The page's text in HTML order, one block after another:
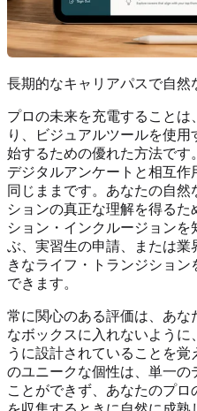
長期的なキャリアパスで自然
プロの未来を充電すること
り、ビジュアルツールを使
始するための優れた方法です
デジタルアンケートと相互
同じままです。あなたの自
ションの真正な理解を得る
ション・インクルージョン
ぶ、実習生の申請、または
きなライフ・トランジショ
できます。
常に関心のある評価は、あ
なボックスに入れないように
うに設計されていることを
のユニークな個性は、単一の
ことができず、あなたのプ